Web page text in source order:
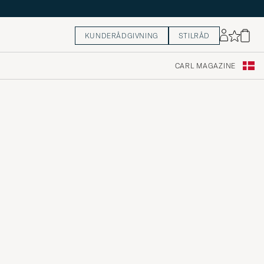
KUNDERÅDGIVNING STILRÅD
CARL MAGAZINE